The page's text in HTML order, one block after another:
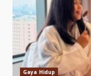
Gaya Hidup